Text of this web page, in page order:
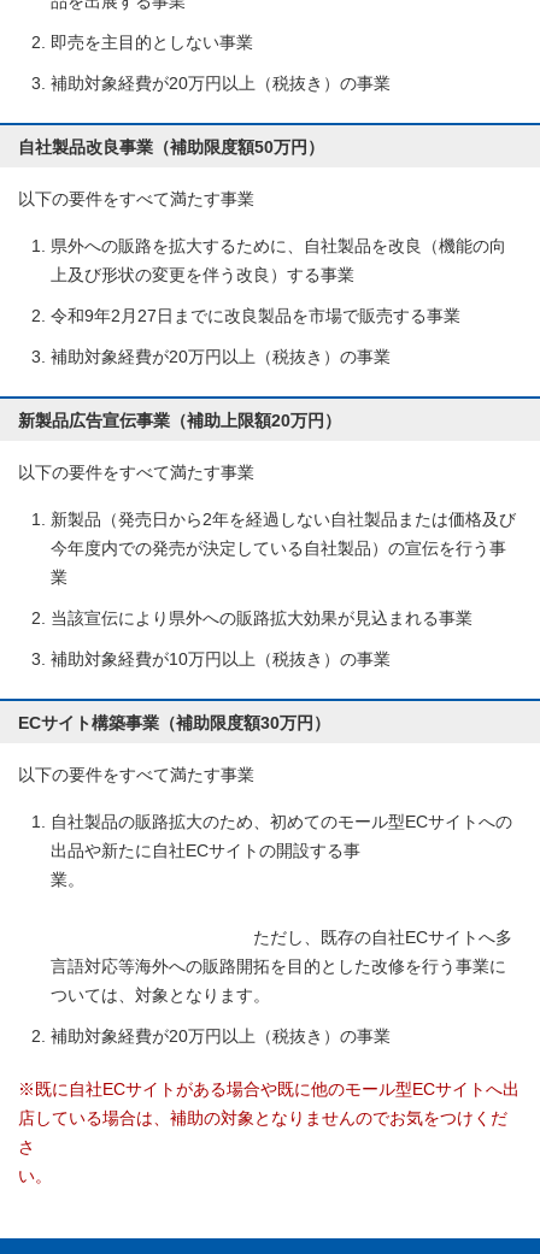
即売を主目的としない事業
補助対象経費が20万円以上（税抜き）の事業
自社製品改良事業（補助限度額50万円）
以下の要件をすべて満たす事業
県外への販路を拡大するために、自社製品を改良（機能の向
上及び形状の変更を伴う改良）する事業
令和9年2月27日までに改良製品を市場で販売する事業
補助対象経費が20万円以上（税抜き）の事業
新製品広告宣伝事業（補助上限額20万円）
以下の要件をすべて満たす事業
新製品（発売日から2年を経過しない自社製品または価格及び
今年度内での発売が決定している自社製品）の宣伝を行う事
業
当該宣伝により県外への販路拡大効果が見込まれる事業
補助対象経費が10万円以上（税抜き）の事業
ECサイト構築事業（補助限度額30万円）
以下の要件をすべて満たす事業
自社製品の販路拡大のため、初めてのモール型ECサイトへの
出品や新たに自社ECサイトの開設する事
業。
ただし、既存の自社ECサイトへ多
言語対応等海外への販路開拓を目的とした改修を行う事業に
ついては、対象となります。
補助対象経費が20万円以上（税抜き）の事業
※既に自社ECサイトがある場合や既に他のモール型ECサイトへ出
店している場合は、補助の対象となりませんのでお気をつけくだ
さ
い。